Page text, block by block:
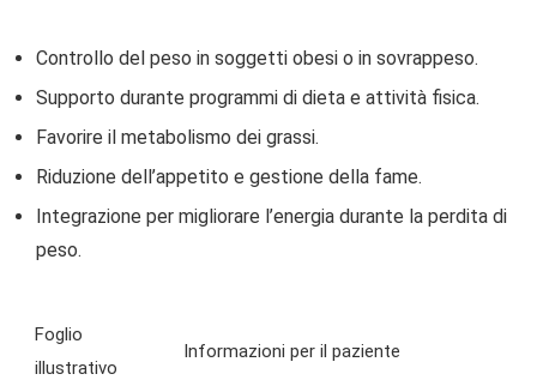
Controllo del peso in soggetti obesi o in sovrappeso.
Supporto durante programmi di dieta e attività fisica.
Favorire il metabolismo dei grassi.
Riduzione dell’appetito e gestione della fame.
Integrazione per migliorare l’energia durante la perdita di
peso.
Foglio
illustrativo
Informazioni per il paziente